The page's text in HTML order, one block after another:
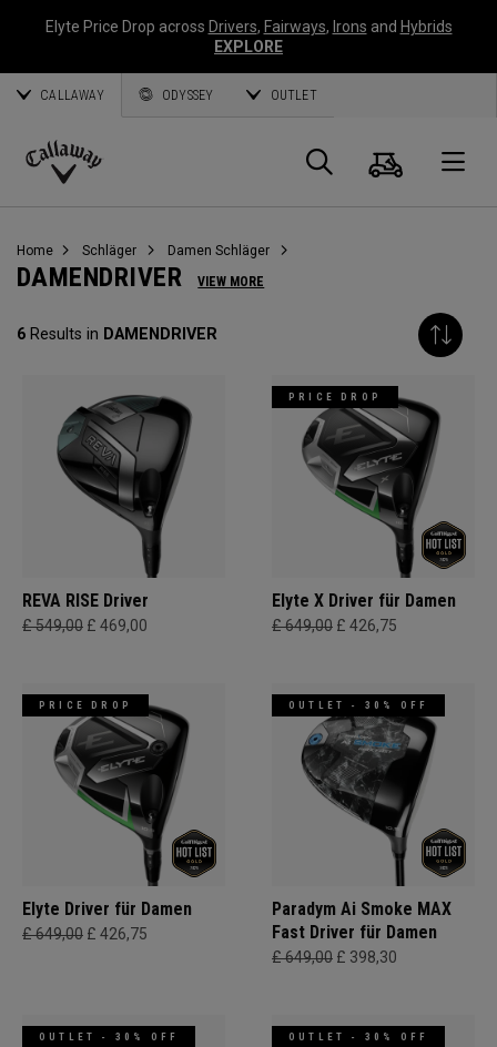
Elyte Price Drop across Drivers, Fairways, Irons and Hybrids
EXPLORE
CALLAWAY ODYSSEY OUTLET
Callaway
Suche
Home Schläger Damen Schläger
DAMENDRIVER VIEW MORE
6 Results in DAMENDRIVER
REVA RISE Driver
£ 549,00 £ 469,00
PRICE DROP
Elyte X Driver für Damen
£ 649,00 £ 426,75
PRICE DROP
Elyte Driver für Damen
£ 649,00 £ 426,75
OUTLET - 30% OFF
Paradym Ai Smoke MAX
Fast Driver für Damen
£ 649,00 £ 398,30
OUTLET - 30% OFF OUTLET - 30% OFF